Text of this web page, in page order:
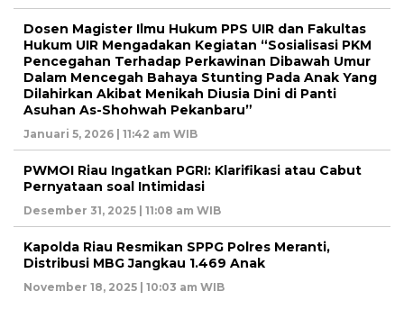
Dosen Magister Ilmu Hukum PPS UIR dan Fakultas
Hukum UIR Mengadakan Kegiatan “Sosialisasi PKM
Pencegahan Terhadap Perkawinan Dibawah Umur
Dalam Mencegah Bahaya Stunting Pada Anak Yang
Dilahirkan Akibat Menikah Diusia Dini di Panti
Asuhan As-Shohwah Pekanbaru”
Januari 5, 2026 | 11:42 am WIB
PWMOI Riau Ingatkan PGRI: Klarifikasi atau Cabut
Pernyataan soal Intimidasi
Desember 31, 2025 | 11:08 am WIB
Kapolda Riau Resmikan SPPG Polres Meranti,
Distribusi MBG Jangkau 1.469 Anak
November 18, 2025 | 10:03 am WIB